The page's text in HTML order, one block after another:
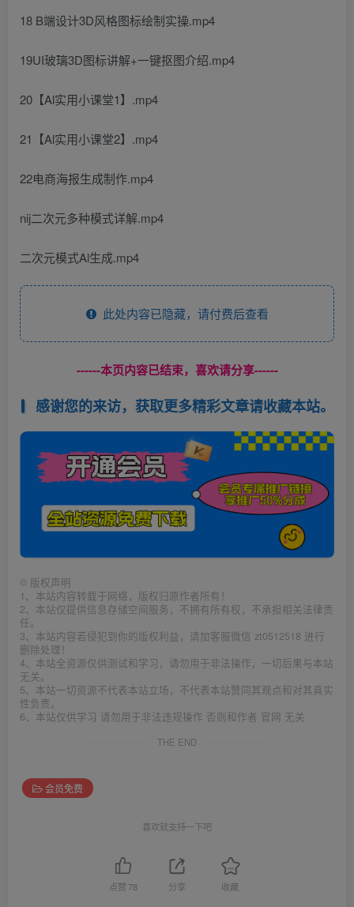
18 B端设计3D风格图标绘制实操.mp4
19UI玻璃3D图标讲解+一键抠图介绍.mp4
20【Al实用小课堂1】.mp4
21【Al实用小课堂2】.mp4
22电商海报生成制作.mp4
nij二次元多种模式详解.mp4
二次元模式Al生成.mp4
此处内容已隐藏，请付费后查看
------本页内容已结束，喜欢请分享------
感谢您的来访，获取更多精彩文章请收藏本站。
© 版权声明
1、本站内容转载于网络，版权归原作者所有！
2、本站仅提供信息存储空间服务，不拥有所有权，不承担相关法律责
任。
3、本站内容若侵犯到你的版权利益，请加客服微信 zt0512518 进行
删除处理！
4、本站全资源仅供测试和学习，请勿用于非法操作，一切后果与本站
无关。
5、本站一切资源不代表本站立场，不代表本站赞同其观点和对其真实
性负责。
6、本站仅供学习 请勿用于非法违规操作 否则和作者 官网 无关
THE END
会员免费
喜欢就支持一下吧
点赞78 分享 收藏